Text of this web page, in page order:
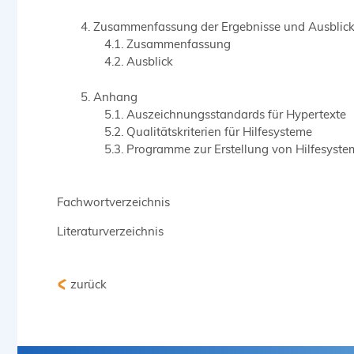
Zusammenfassung der Ergebnisse und Ausblick
Zusammenfassung
Ausblick
Anhang
Auszeichnungsstandards für Hypertexte
Qualitätskriterien für Hilfesysteme
Programme zur Erstellung von
Fachwortverzeichnis
Literaturverzeichnis
zurück